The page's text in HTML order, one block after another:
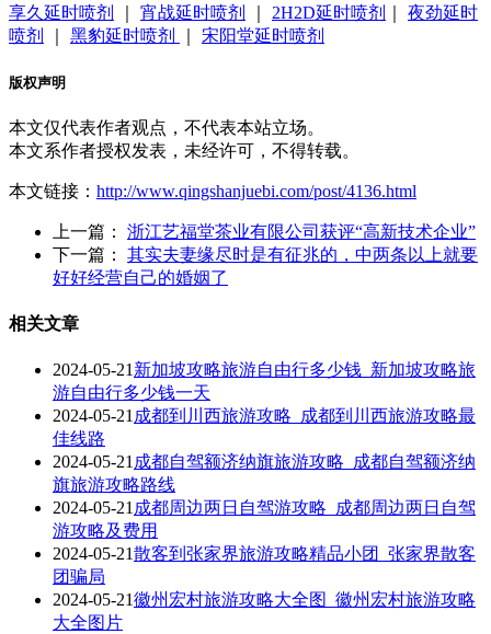
享久延时喷剂 宵战延时喷剂 2H2D延时喷剂
夜劲延时
喷剂
黑豹延时喷剂 宋阳堂延时喷剂
版权声明
本文仅代表作者观点，不代表本站立场。
本文系作者授权发表，未经许可，不得转载。
本文链接： http://www.qingshanjuebi.com/post/4136.html
上一篇： 浙江艺福堂茶业有限公司获评“高新技术企业”
下一篇： 其实夫妻缘尽时是有征兆的，中两条以上就要
好好经营自己的婚姻了
相关文章
2024-05-21 新加坡攻略旅游自由行多少钱_新加坡攻略旅
游自由行多少钱一天
2024-05-21 成都到川西旅游攻略_成都到川西旅游攻略最
佳线路
2024-05-21 成都自驾额济纳旗旅游攻略_成都自驾额济纳
旗旅游攻略路线
2024-05-21 成都周边两日自驾游攻略_成都周边两日自驾
游攻略及费用
2024-05-21散客到张家界旅游攻略精品小团_张家界散客
团骗局
2024-05-21徽州宏村旅游攻略大全图_徽州宏村旅游攻略
大全图片